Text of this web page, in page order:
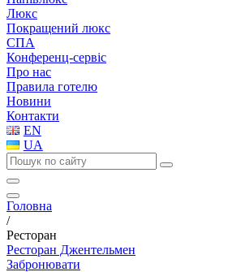
Люкс
Покращений люкс
СПА
Конференц-сервіс
Про нас
Правила готелю
Новини
Контакти
EN
UA
Головна
/
Ресторан
Ресторан Джентельмен
Забронювати